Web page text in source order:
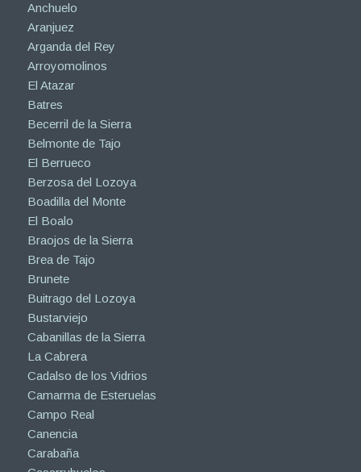
Anchuelo
Aranjuez
Arganda del Rey
Arroyomolinos
El Atazar
Batres
Becerril de la Sierra
Belmonte de Tajo
El Berrueco
Berzosa del Lozoya
Boadilla del Monte
El Boalo
Braojos de la Sierra
Brea de Tajo
Brunete
Buitrago del Lozoya
Bustarviejo
Cabanillas de la Sierra
La Cabrera
Cadalso de los Vidrios
Camarma de Esteruelas
Campo Real
Canencia
Carabaña